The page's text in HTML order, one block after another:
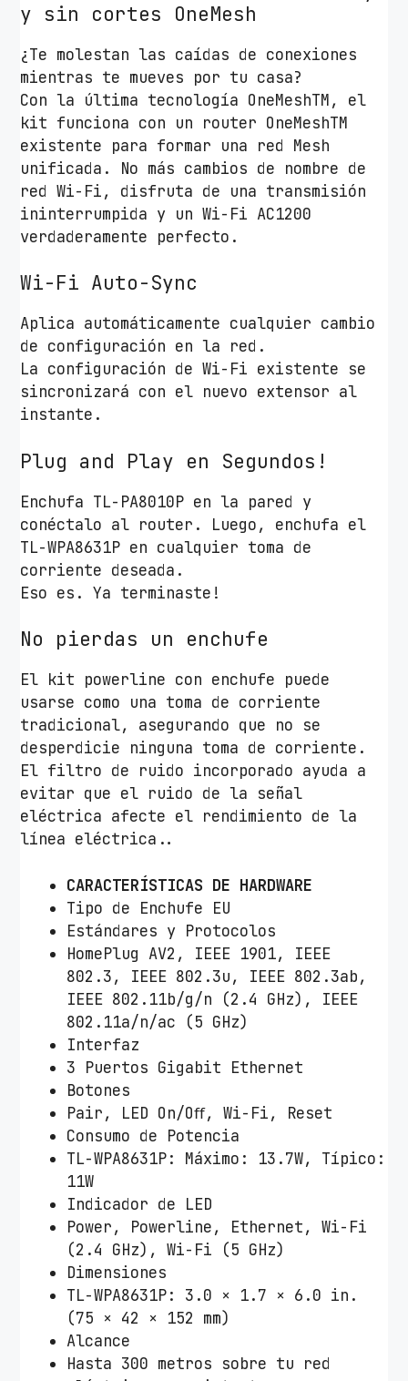
1
0
0
M
b
p
s
/
A
l
a
c
e
3
0
0
c
n
t
i
d
a
d
y sin cortes OneMesh
¿Te molestan las caídas de conexiones
mientras te mueves por tu casa?
Con la última tecnología OneMeshTM, el
kit funciona con un router OneMeshTM
existente para formar una red Mesh
unificada. No más cambios de nombre de
red Wi-Fi, disfruta de una transmisión
ininterrumpida y un Wi-Fi AC1200
verdaderamente perfecto.
Wi-Fi Auto-Sync
Aplica automáticamente cualquier cambio
de configuración en la red.
La configuración de Wi-Fi existente se
sincronizará con el nuevo extensor al
instante.
Plug and Play en Segundos!
Enchufa TL-PA8010P en la pared y
conéctalo al router. Luego, enchufa el
TL-WPA8631P en cualquier toma de
corriente deseada.
Eso es. Ya terminaste!
No pierdas un enchufe
El kit powerline con enchufe puede
usarse como una toma de corriente
tradicional, asegurando que no se
desperdicie ninguna toma de corriente.
El filtro de ruido incorporado ayuda a
evitar que el ruido de la señal
eléctrica afecte el rendimiento de la
línea eléctrica..
CARACTERÍSTICAS DE HARDWARE
Tipo de Enchufe EU
Estándares y Protocolos
HomePlug AV2, IEEE 1901, IEEE
802.3, IEEE 802.3u, IEEE 802.3ab,
IEEE 802.11b/g/n (2.4 GHz), IEEE
802.11a/n/ac (5 GHz)
Interfaz
3 Puertos Gigabit Ethernet
Botones
Pair, LED On/Oﬀ, Wi-Fi, Reset
Consumo de Potencia
TL-WPA8631P: Máximo: 13.7W, Típico:
11W
Indicador de LED
Power, Powerline, Ethernet, Wi-Fi
(2.4 GHz), Wi-Fi (5 GHz)
Dimensiones
TL-WPA8631P: 3.0 × 1.7 × 6.0 in.
(75 × 42 × 152 mm)
Alcance
Hasta 300 metros sobre tu red